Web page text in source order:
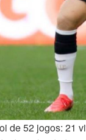
de 52 jogos: 21